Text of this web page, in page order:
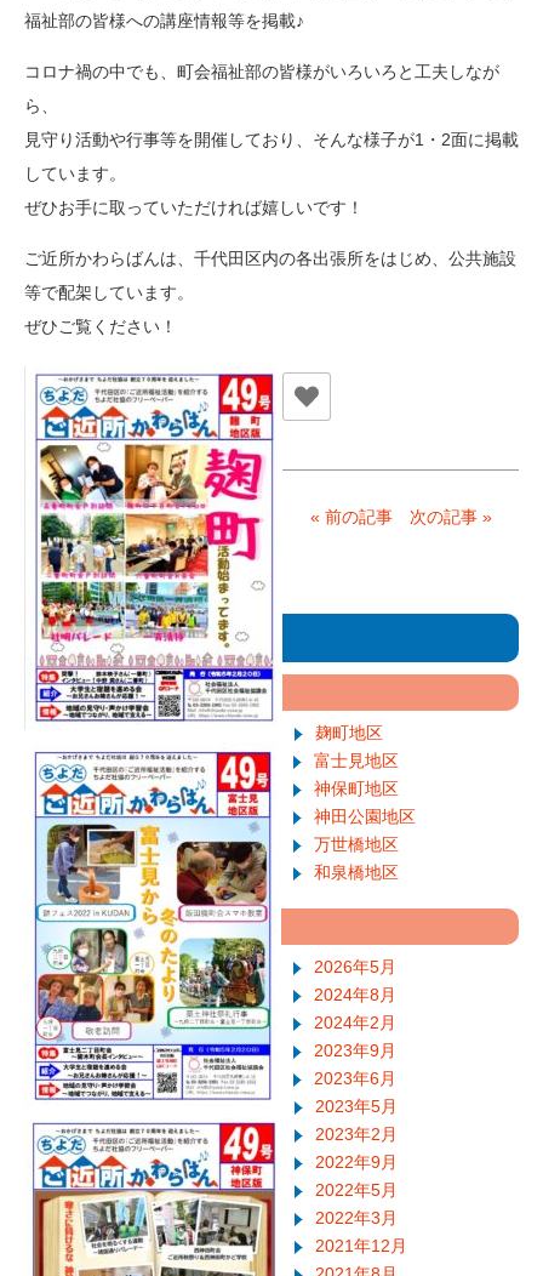
福祉部の皆様への講座情報等を掲載♪
コロナ禍の中でも、町会福祉部の皆様がいろいろと工夫しなが
ら、
見守り活動や行事等を開催しており、そんな様子が1・2面に掲載
しています。
ぜひお手に取っていただければ嬉しいです！
ご近所かわらばんは、千代田区内の各出張所をはじめ、公共施設
等で配架しています。
ぜひご覧ください！
« 前の記事 次の記事 »
麹町地区
富士見地区
神保町地区
神田公園地区
万世橋地区
和泉橋地区
2026年5月
2024年8月
2024年2月
2023年9月
2023年6月
2023年5月
2023年2月
2022年9月
2022年5月
2022年3月
2021年12月